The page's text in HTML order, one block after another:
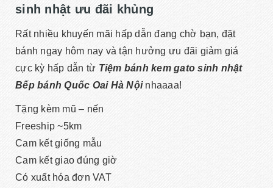
sinh nhật ưu đãi khủng
Rất nhiều khuyến mãi hấp dẫn đang chờ bạn, đặt
bánh ngay hôm nay và tận hưởng ưu đãi giảm giá
cực kỳ hấp dẫn từ Tiệm bánh kem gato sinh nhật
Bếp bánh Quốc Oai Hà Nộinhaaaa!
Tặng kèm mũ – nến
Freeship ~5km
Cam kết giống mẫu
Cam kết giao đúng giờ
Có xuất hóa đơn VAT